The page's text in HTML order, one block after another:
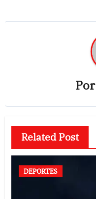
Por
Related Post
DEPORTES